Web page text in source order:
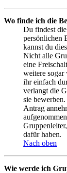
Wo finde ich die
Du findest
persönlichen
kannst du
Nicht alle
eine
weitere sogar
ihr einfach
verlangt die
sie
Antrag
dafür haben.
Nach oben
Wie werde ich